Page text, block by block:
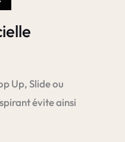
Up, Slide ou
évite ainsi